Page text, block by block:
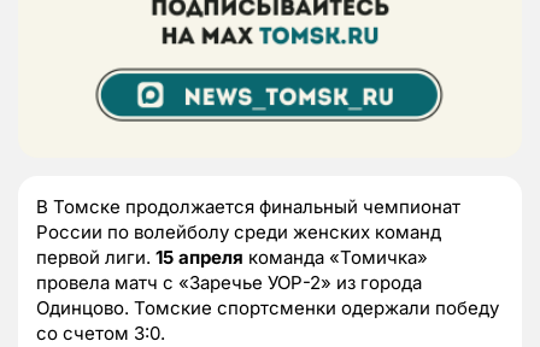
В Томске продолжается финальный чемпионат
России по волейболу среди женских команд
первой лиги. 15 апреля команда «Томичка»
провела матч с «Заречье УОР-2» из города
Одинцово. Томские спортсменки одержали победу
со счетом 3:0.